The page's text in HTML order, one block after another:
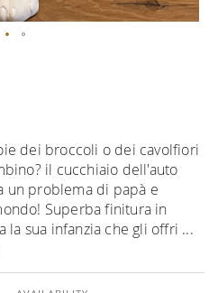
dei broccoli o dei cavolfiori
il cucchiaio dell'auto
un problema di papà e
Superba finitura in
la sua infanzia che gli offri ...